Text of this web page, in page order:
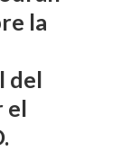
la
del
el